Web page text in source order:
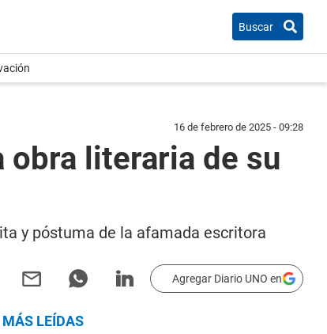
Buscar
16 de febrero de 2025 - 09:28
obra literaria de su
y póstuma de la afamada escritora
Agregar Diario UNO en
LEÍDAS